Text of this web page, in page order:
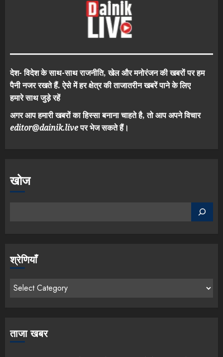
देश- विदेश के साथ-साथ राजनीति, खेल और मनोरंजन की खबरों पर हम
पैनी नजर रखते हैं. ऐसे में हर क्षेत्र की ताजातरीन खबरें पाने के लिए
हमारे साथ जुड़े रहें
अगर आप हमारी खबरों का हिस्सा बनाना चाहते है, तो आप अपने विचार
editor@dainik.liveपर भेज सकते हैं।
खोज
श्रेणियाँ
ताजा खबर